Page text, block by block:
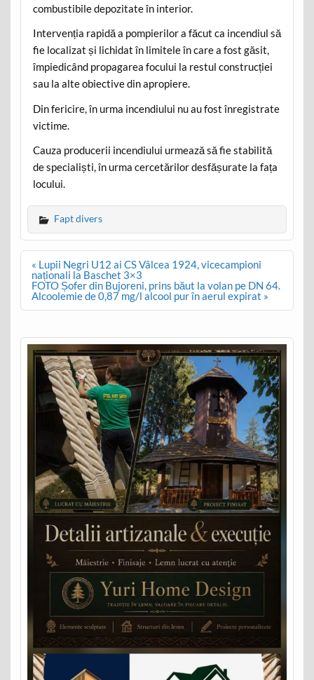
combustibile depozitate în interior.
Intervenția rapidă a pompierilor a făcut ca incendiul să
fie localizat și lichidat în limitele în care a fost găsit,
împiedicând propagarea focului la restul construcției
sau la alte obiective din apropiere.
Din fericire, în urma incendiului nu au fost înregistrate
victime.
Cauza producerii incendiului urmează să fie stabilită
de specialiști, în urma cercetărilor desfășurate la fața
locului.
Fapt divers
Post
navigation
« Lupii Negri U12 ai CS Vâlcea 1924, vicecampioni
naționali la Baschet 3×3
FOTO Șofer din Bujoreni, prins băut la volan pe DN 64.
Alcoolemie de 0,87 mg/l alcool pur în aerul expirat »